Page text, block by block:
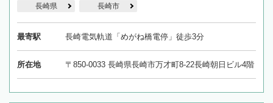
長崎県 長崎市
最寄駅 長崎電気軌道「めがね橋電停」徒歩3分
所在地 〒850-0033 長崎県長崎市万才町8-22長崎朝日ビル4階